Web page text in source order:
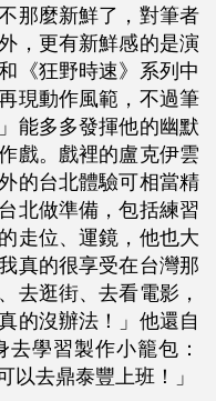
那麼新鮮了，對筆者
，更有新鮮感的是演
《狂野時速》系列中
現動作風範，不過筆
能多多發揮他的幽默
戲。戲裡的盧克伊雲
的台北體驗可相當精
北做準備，包括練習
走位、運鏡，他也大
真的很享受在台灣那
去逛街、去看電影，
的沒辦法！」他還自
學習製作小籠包：
以去鼎泰豐上班！」